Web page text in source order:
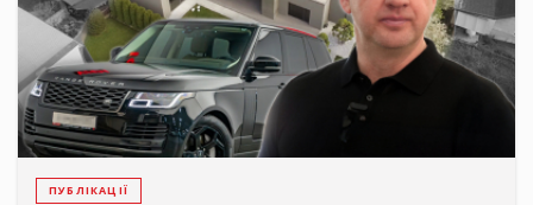
ПУБЛІКАЦІЇ